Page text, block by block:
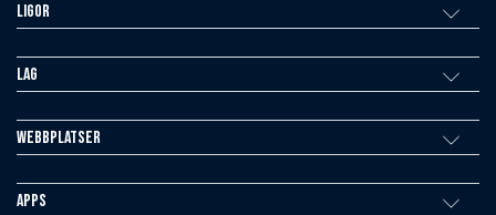
Ligor
Lag
Webbplatser
Apps